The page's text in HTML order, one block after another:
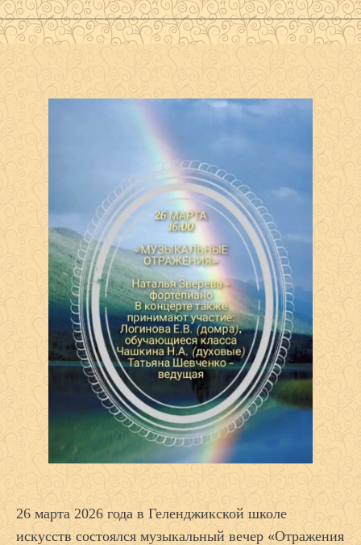
26 марта 2026 года в Геленджикской школе
искусств состоялся музыкальный вечер «Отражения